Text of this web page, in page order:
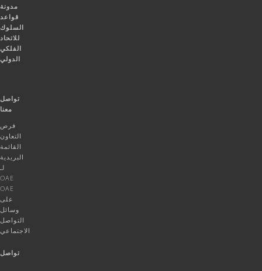
مدونة
قواعد
السلوك
للاتحاد
الفلكي
الدولي
تواصل
معنا
فرص
التعاون
القائمة
البريدية
لـ
OAE
OAE
على
وسائل
التواصل
الاجتماعي
تواصل